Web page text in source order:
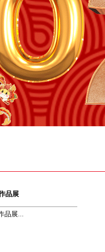
品展
品展...